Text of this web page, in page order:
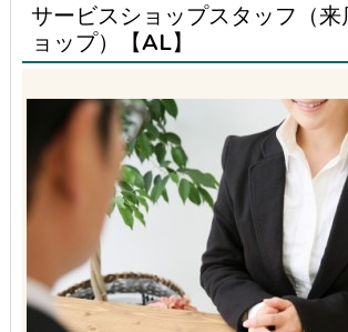
サービスショップスタッフ（
ョップ）【AL】